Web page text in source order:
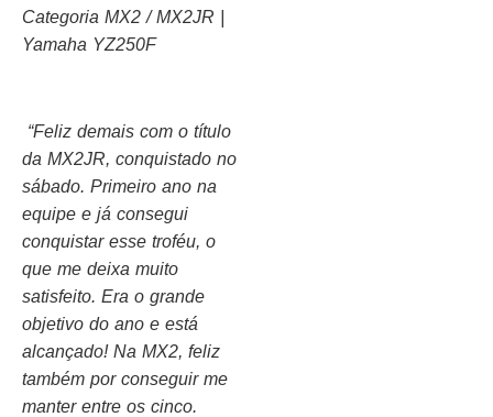
Categoria MX2 / MX2JR |
Yamaha YZ250F
“Feliz demais com o título
da MX2JR, conquistado no
sábado. Primeiro ano na
equipe e já consegui
conquistar esse troféu, o
que me deixa muito
satisfeito. Era o grande
objetivo do ano e está
alcançado! Na MX2, feliz
também por conseguir me
manter entre os cinco.